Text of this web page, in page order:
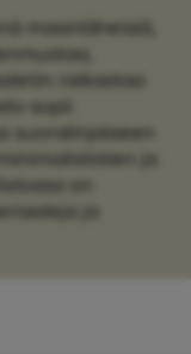
maanläheisiä,
raikastaa
sopii
ja
on
ja